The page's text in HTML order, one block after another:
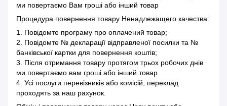
ми повертаємо Вам гроші або інший товар
Процедура повернення товару Ненадлежащего качества:
1. Повідомте програму про оплачений товар;
2. Повідомте № декларації відправленої посилки та №
банківської картки для повернення коштів;
3. Після отримання товару протягом трьох робочих днів
ми повертаємо вам гроші або інший товар
4. Усі послуги перевізників або комісій, переклад
проходять за наш рахунок.